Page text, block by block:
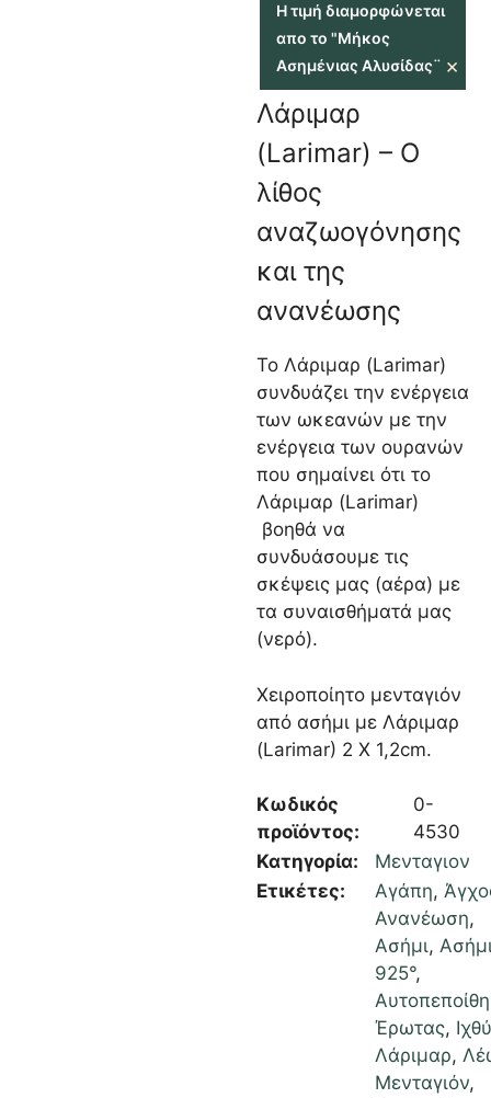
Η τιμή διαμορφώνεται
απο το "Μήκος
Ασημένιας Αλυσίδας¨ ×
Λάριμαρ
(Larimar) – Ο
λίθος
αναζωογόνησης
και της
ανανέωσης
Το Λάριμαρ (Larimar)
συνδυάζει την ενέργεια
των ωκεανών με την
ενέργεια των ουρανών
που σημαίνει ότι το
Λάριμαρ (Larimar)
βοηθά να
συνδυάσουμε τις
σκέψεις μας (αέρα) με
τα συναισθήματά μας
(νερό).
Χειροποίητο μενταγιόν
από ασήμι με Λάριμαρ
(Larimar) 2 X 1,2cm.
Κωδικός
προϊόντος:
0-
4530
Κατηγορία:
Μενταγιον
Ετικέτες:
Αγάπη,
Ανανέωση,
Ασήμι,
925°,
Έρωτας,
Λάριμαρ,
Μενταγιόν,